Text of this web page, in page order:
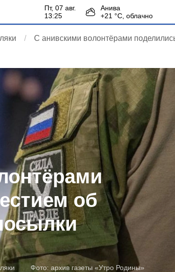
пт, 07 авг.
13:25
Анива
+21 °С, облачно
С анивскими волонтёрами
об
Фото: архив газеты «Утро Родины»